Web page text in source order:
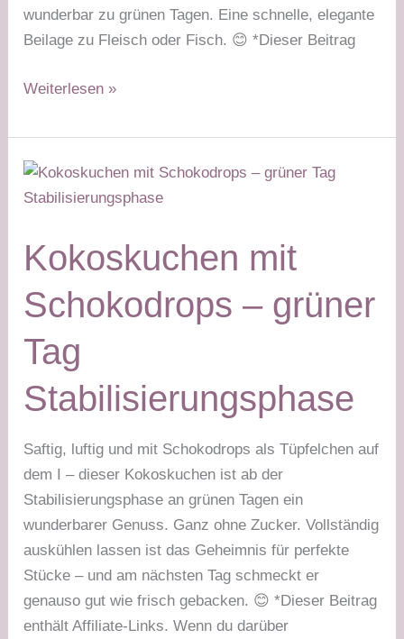
wunderbar zu grünen Tagen. Eine schnelle, elegante
Beilage zu Fleisch oder Fisch. 😊 *Dieser Beitrag
Kürbisgemüse
Masala
–
grüner
Weiterlesen »
Kokoskuchen mit
Schokodrops – grüner
Tag
Stabilisierungsphase
Saftig, luftig und mit Schokodrops als Tüpfelchen auf
dem I – dieser Kokoskuchen ist ab der
Stabilisierungsphase an grünen Tagen ein
wunderbarer Genuss. Ganz ohne Zucker. Vollständig
auskühlen lassen ist das Geheimnis für perfekte
Stücke – und am nächsten Tag schmeckt er
genauso gut wie frisch gebacken. 😊 *Dieser Beitrag
enthält Affiliate-Links. Wenn du darüber